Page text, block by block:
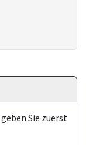
Sie zuerst